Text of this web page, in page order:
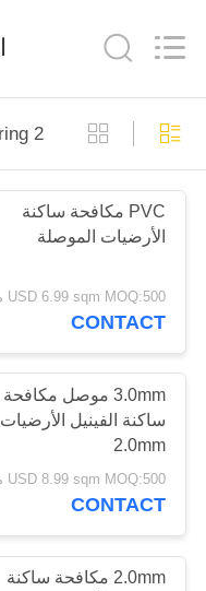
مسكن
منتجات
معلومات
جولة
في
المعمل
مراقبة
الجودة
Union
Import
Rights
2 0mm anti static conductive flooring
PVC مكافحة ساكنة
الأرضيات الموصلة
CONTACT
3.0mm موصل مكافحة
ساكنة الفينيل الأرضيات
2.0mm
CONTACT
2.0mm مكافحة ساكنة